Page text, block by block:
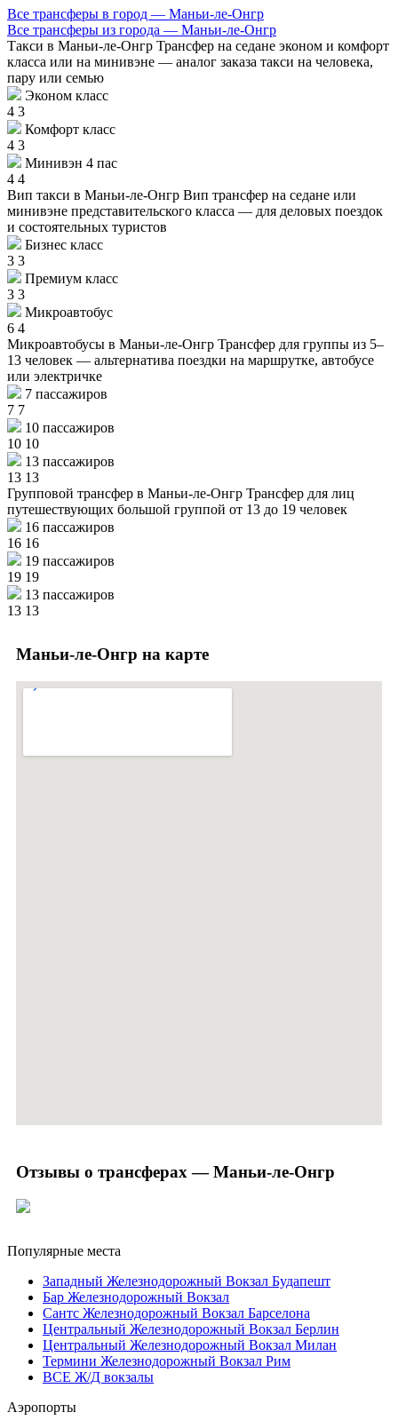
Все трансферы в город — Маньи-ле-Онгр
Все трансферы из города — Маньи-ле-Онгр
Такси в Маньи-ле-Онгр Трансфер на седане эконом и комфорт
класса или на минивэне — аналог заказа такси на человека,
пару или семью
Эконом класс
4 3
Комфорт класс
4 3
Минивэн 4 пас
4 4
Вип такси в Маньи-ле-Онгр Вип трансфер на седане или
минивэне представительского класса — для деловых поездок
и состоятельных туристов
Бизнес класс
3 3
Премиум класс
3 3
Микроавтобус
6 4
Микроавтобусы в Маньи-ле-Онгр Трансфер для группы из 5–
13 человек — альтернатива поездки на маршрутке, автобусе
или электричке
7 пассажиров
7 7
10 пассажиров
10 10
13 пассажиров
13 13
Групповой трансфер в Маньи-ле-Онгр Трансфер для лиц
путешествующих большой группой от 13 до 19 человек
16 пассажиров
16 16
19 пассажиров
19 19
13 пассажиров
13 13
Маньи-ле-Онгр на карте
Отзывы о трансферах — Маньи-ле-Онгр
Популярные места
Западный Железнодорожный Вокзал Будапешт
Бар Железнодорожный Вокзал
Сантс Железнодорожный Вокзал Барселона
Центральный Железнодорожный Вокзал Берлин
Центральный Железнодорожный Вокзал Милан
Термини Железнодорожный Вокзал Рим
ВСЕ Ж/Д вокзалы
Аэропорты